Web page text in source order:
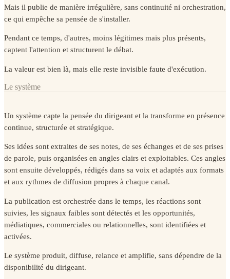
Mais il publie de manière irrégulière, sans continuité ni orchestration,
ce qui empêche sa pensée de s'installer.
Pendant ce temps, d'autres, moins légitimes mais plus présents,
captent l'attention et structurent le débat.
La valeur est bien là, mais elle reste invisible faute d'exécution.
Le système
Un système capte la pensée du dirigeant et la transforme en présence
continue, structurée et stratégique.
Ses idées sont extraites de ses notes, de ses échanges et de ses prises
de parole, puis organisées en angles clairs et exploitables. Ces angles
sont ensuite développés, rédigés dans sa voix et adaptés aux formats
et aux rythmes de diffusion propres à chaque canal.
La publication est orchestrée dans le temps, les réactions sont
suivies, les signaux faibles sont détectés et les opportunités,
médiatiques, commerciales ou relationnelles, sont identifiées et
activées.
Le système produit, diffuse, relance et amplifie, sans dépendre de la
disponibilité du dirigeant.